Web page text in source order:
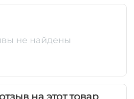
не найдены
на этот товар